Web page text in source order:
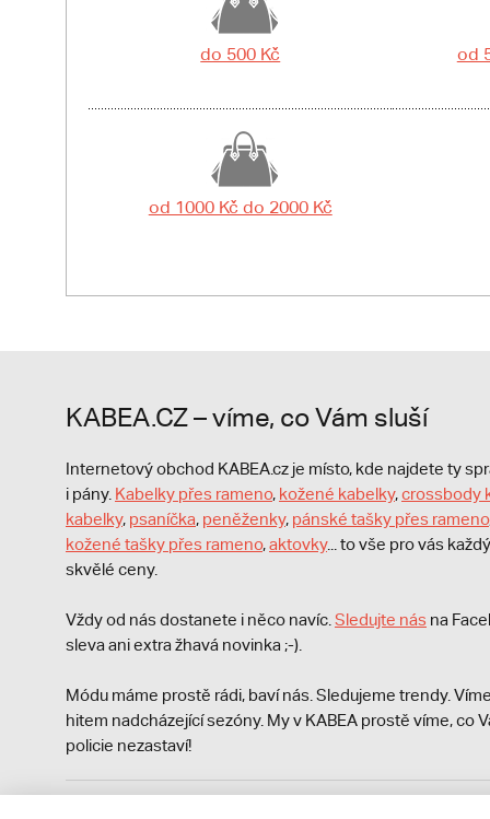
do 500 Kč od
od 1000 Kč do 2000 Kč
KABEA.CZ – víme, co Vám sluší
Internetový obchod KABEA.cz je místo, kde najdete ty
i pány. Kabelky přes rameno, kožené kabelky,crossbody
kabelky, psaníčka, peněženky, pánské tašky přes rameno
kožené tašky přes rameno,aktovky... to vše pro vás
skvělé ceny.
Vždy od nás dostanete i něco navíc. Sledujte nás na
sleva ani extra žhavá novinka ;-).
Módu máme prostě rádi, baví nás. Sledujeme trendy.
hitem nadcházející sezóny. My v KABEA prostě víme, co
policie nezastaví!